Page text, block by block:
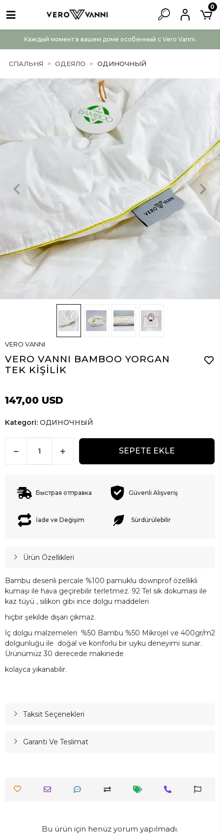
Каждый момент в вашем доме особенный с Vero Vanni.
0
СПАЛЬНЯ ОДЕЯЛО ОДИНОЧНЫЙ
VERO VANNI
VERO VANNI BAMBOO YORGAN
TEK KİŞİLİK
147,00 USD
Kategori: ОДИНОЧНЫЙ
SEPETE EKLE
Быстрая отправка Güvenli Alışveriş
İade ve Değişim Sürdürülebilir
Ürün Özellikleri
Bambu desenli percale %100 pamuklu downprof özellikli
kumaşı ile hava geçirebilir terletmez. 92 Tel sık dokuması ile
kaz tüyü , silikon gibi ince dolgu maddeleri
hiçbir şekilde dışarı çıkmaz.
İç dolgu malzemeleri %50 Bambu %50 Mikrojel ve 400gr/m2
dolgunluğu ile doğal ve konforlu bir uyku deneyimi sunar.
Ürünümüz 30 derecede makinede
kolayca yıkanabilir.
Taksit Seçenekleri
Garanti Ve Teslimat
Bu ürün için henüz yorum yapılmadı.